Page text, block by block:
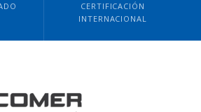
CERTIFICACIÓN
INTERNACIONAL